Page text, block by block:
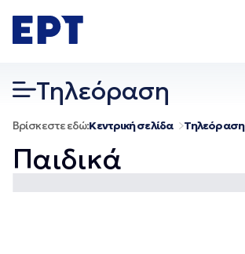
σε
περιεχόμενο
Τηλεόραση
Βρίσκεστε εδώ:Κεντρική σελίδα Τηλεόραση
Παιδικά